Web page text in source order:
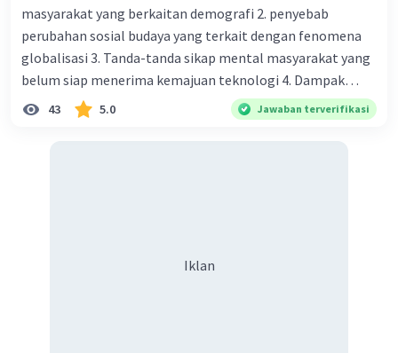
masyarakat yang berkaitan demografi 2. penyebab
perubahan sosial budaya yang terkait dengan fenomena
globalisasi 3. Tanda-tanda sikap mental masyarakat yang
belum siap menerima kemajuan teknologi 4. Dampak
modernisasi dalam kehidupan sosial masyarakat 5.
Kegiatan manusia di bidang ekonomi yang menunjukkan
menganggap jika menjadi modern adalah mengikuti... 8.
43 5.0 Jawaban terverifikasi
Iklan